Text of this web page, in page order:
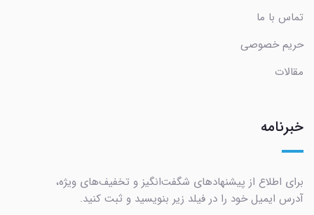
تماس با ما
حریم خصوصی
مقالات
خبرنامه
برای اطلاع از پیشنهادهای شگفت‌انگیز و تخفیف‌های ویژه،
آدرس ایمیل خود را در فیلد زیر بنویسید و ثبت کنید.